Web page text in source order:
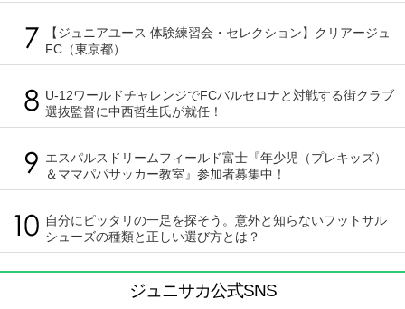
【ジュニアユース 体験練習会・セレクション】クリアージュ
FC（東京都）
U-12ワールドチャレンジでFCバルセロナと対戦する街クラブ
選抜監督に中西哲生氏が就任！
エスパルスドリームフィールド富士『年少児（プレキッズ）
＆ママパパサッカー教室』参加者募集中！
自分にピッタリの一足を探そう。意外と知らないフットサル
シューズの種類と正しい選び方とは？
ジュニサカ公式SNS